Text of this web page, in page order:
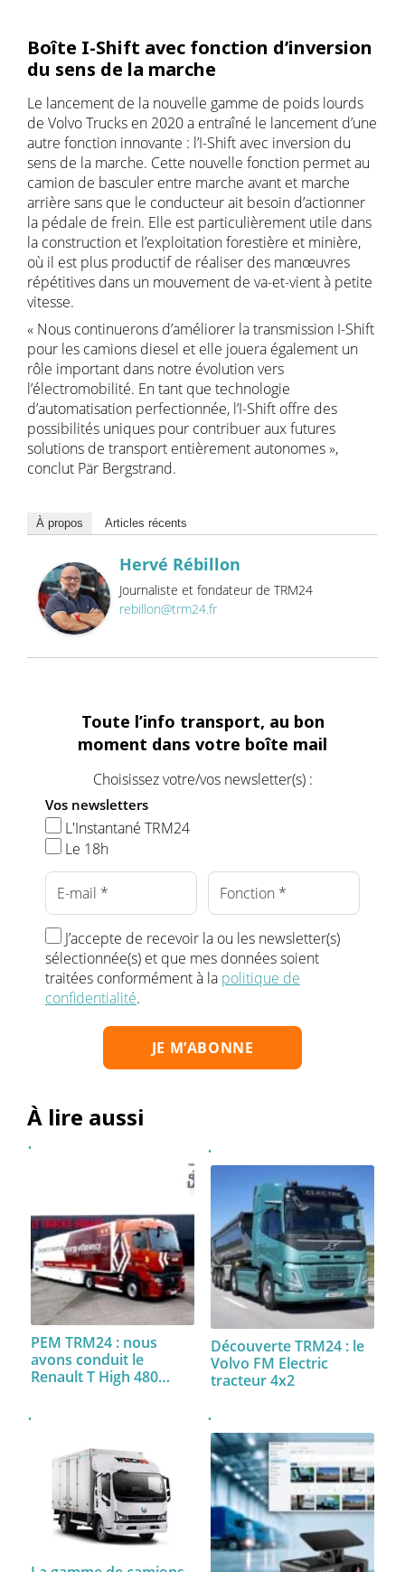
Boîte I-Shift avec fonction d’inversion
du sens de la marche
Le lancement de la nouvelle gamme de poids lourds
de Volvo Trucks en 2020 a entraîné le lancement d’une
autre fonction innovante : l’I-Shift avec inversion du
sens de la marche. Cette nouvelle fonction permet au
camion de basculer entre marche avant et marche
arrière sans que le conducteur ait besoin d’actionner
la pédale de frein. Elle est particulièrement utile dans
la construction et l’exploitation forestière et minière,
où il est plus productif de réaliser des manœuvres
répétitives dans un mouvement de va-et-vient à petite
vitesse.
« Nous continuerons d’améliorer la transmission I-Shift
pour les camions diesel et elle jouera également un
rôle important dans notre évolution vers
l’électromobilité. En tant que technologie
d’automatisation perfectionnée, l’I-Shift offre des
possibilités uniques pour contribuer aux futures
solutions de transport entièrement autonomes »,
conclut Pär Bergstrand.
À propos Articles récents
Hervé Rébillon
Journaliste et fondateur de TRM24
rebillon@trm24.fr
Toute l’info transport, au bon
moment dans votre boîte mail
Choisissez votre/vos newsletter(s) :
Vos newsletters
L'Instantané TRM24
Le 18h
J’accepte de recevoir la ou les newsletter(s)
sélectionnée(s) et que mes données soient
traitées conformément à la politique de
confidentialité.
À lire aussi
PEM TRM24 : nous
avons conduit le
Renault T High 480…
Découverte TRM24 : le
Volvo FM Electric
tracteur 4x2